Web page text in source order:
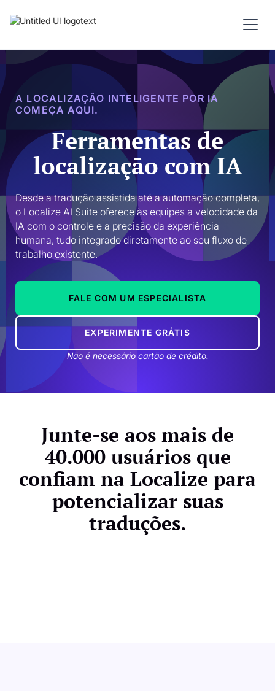
A LOCALIZAÇÃO INTELIGENTE POR IA
COMEÇA AQUI.
Ferramentas de
localização com IA
Desde a tradução assistida até a automação completa,
o Localize AI Suite oferece às equipes a velocidade da
IA ​​com o controle e a precisão da experiência
humana, tudo integrado diretamente ao seu fluxo de
trabalho existente.
FALE COM UM ESPECIALISTA
EXPERIMENTE GRÁTIS
Não é necessário cartão de crédito.
Junte-se aos mais de
40.000 usuários que
confiam na Localize para
potencializar suas
traduções.